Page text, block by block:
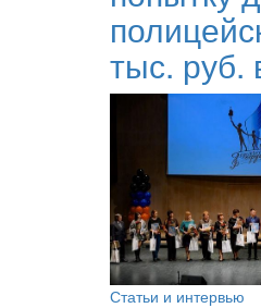
тыс. руб.
Статьи и интервью